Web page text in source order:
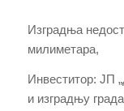
Изградња
милиметара,
Инвеститор: ЈП
и изградњу